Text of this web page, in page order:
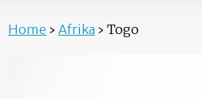
Home › Afrika › Togo